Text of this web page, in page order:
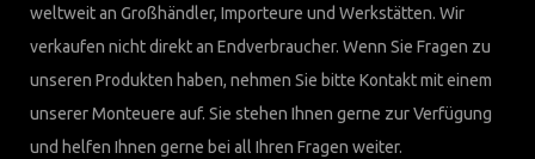
weltweit an Großhändler, Importeure und Werkstätten. Wir
verkaufen nicht direkt an Endverbraucher. Wenn Sie Fragen zu
unseren Produkten haben, nehmen Sie bitte Kontakt mit einem
unserer Monteuere auf. Sie stehen Ihnen gerne zur Verfügung
und helfen Ihnen gerne bei all Ihren Fragen weiter.